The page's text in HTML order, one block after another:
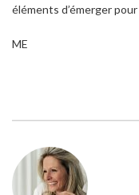
éléments d’émerger
ME